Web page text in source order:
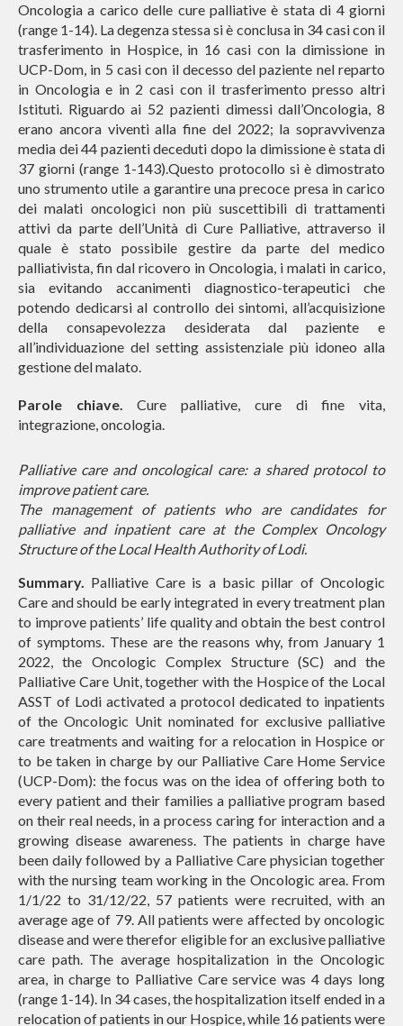
Oncologia a carico delle cure palliative è stata di 4 giorni
(range 1-14). La degenza stessa si è conclusa in 34 casi con il
trasferimento in Hospice, in 16 casi con la dimissione in
UCP-Dom, in 5 casi con il decesso del paziente nel reparto
in Oncologia e in 2 casi con il trasferimento presso altri
Istituti. Riguardo ai 52 pazienti dimessi dall’Oncologia, 8
erano ancora viventi alla fine del 2022; la sopravvivenza
media dei 44 pazienti deceduti dopo la dimissione è stata di
37 giorni (range 1-143).Questo protocollo si è dimostrato
uno strumento utile a garantire una precoce presa in carico
dei malati oncologici non più suscettibili di trattamenti
attivi da parte dell’Unità di Cure Palliative, attraverso il
quale è stato possibile gestire da parte del medico
palliativista, fin dal ricovero in Oncologia, i malati in carico,
sia evitando accanimenti diagnostico-terapeutici che
potendo dedicarsi al controllo dei sintomi, all’acquisizione
della consapevolezza desiderata dal paziente e
all’individuazione del setting assistenziale più idoneo alla
gestione del malato.
Parole chiave.Cure palliative, cure di fine vita,
integrazione, oncologia.
Palliative care and oncological care: a shared protocol to
improve patient care.
The management of patients who are candidates for
palliative and inpatient care at the Complex Oncology
Structure of the Local Health Authority of Lodi.
Summary. Palliative Care is a basic pillar of Oncologic
Care and should be early integrated in every treatment plan
to improve patients’ life quality and obtain the best control
of symptoms. These are the reasons why, from January 1
2022, the Oncologic Complex Structure (SC) and the
Palliative Care Unit, together with the Hospice of the Local
ASST of Lodi activated a protocol dedicated to inpatients
of the Oncologic Unit nominated for exclusive palliative
care treatments and waiting for a relocation in Hospice or
to be taken in charge by our Palliative Care Home Service
(UCP-Dom): the focus was on the idea of offering both to
every patient and their families a palliative program based
on their real needs, in a process caring for interaction and a
growing disease awareness. The patients in charge have
been daily followed by a Palliative Care physician together
with the nursing team working in the Oncologic area. From
1/1/22 to 31/12/22, 57 patients were recruited, with an
average age of 79. All patients were affected by oncologic
disease and were therefor eligible for an exclusive palliative
care path. The average hospitalization in the Oncologic
area, in charge to Palliative Care service was 4 days long
(range 1-14). In 34 cases, the hospitalization itself ended in a
relocation of patients in our Hospice, while 16 patients were